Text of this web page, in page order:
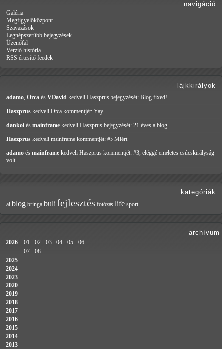
navigáció
Galéria
Megfigyelőközpont
Szavazások
Legnépszerűbb bejegyzések
Üzenőfal
Verzió história
RSS értesítő feedek
lájkkirályok
adamo, Orca és VDavid kedveli Haszprus bejegyzését: Blog fixed!
Haszprus kedveli Orca kommentjét: Yay
dankoi és mainframe kedveli Haszprus bejegyzését: 21 éves a blog
Haszprus kedveli mainframe kommentjét: #5 Miért
adamo és mainframe kedveli Haszprus kommentjét: #3, eléggé emeletes csúcskirályság
volt
kategóriák
ai blog bringa buli fejlesztés fotózás life sport
archívum
2026 01 02 03 04 05
06
07
08
2025
2024
2023
2020
2019
2018
2017
2016
2015
2014
2013